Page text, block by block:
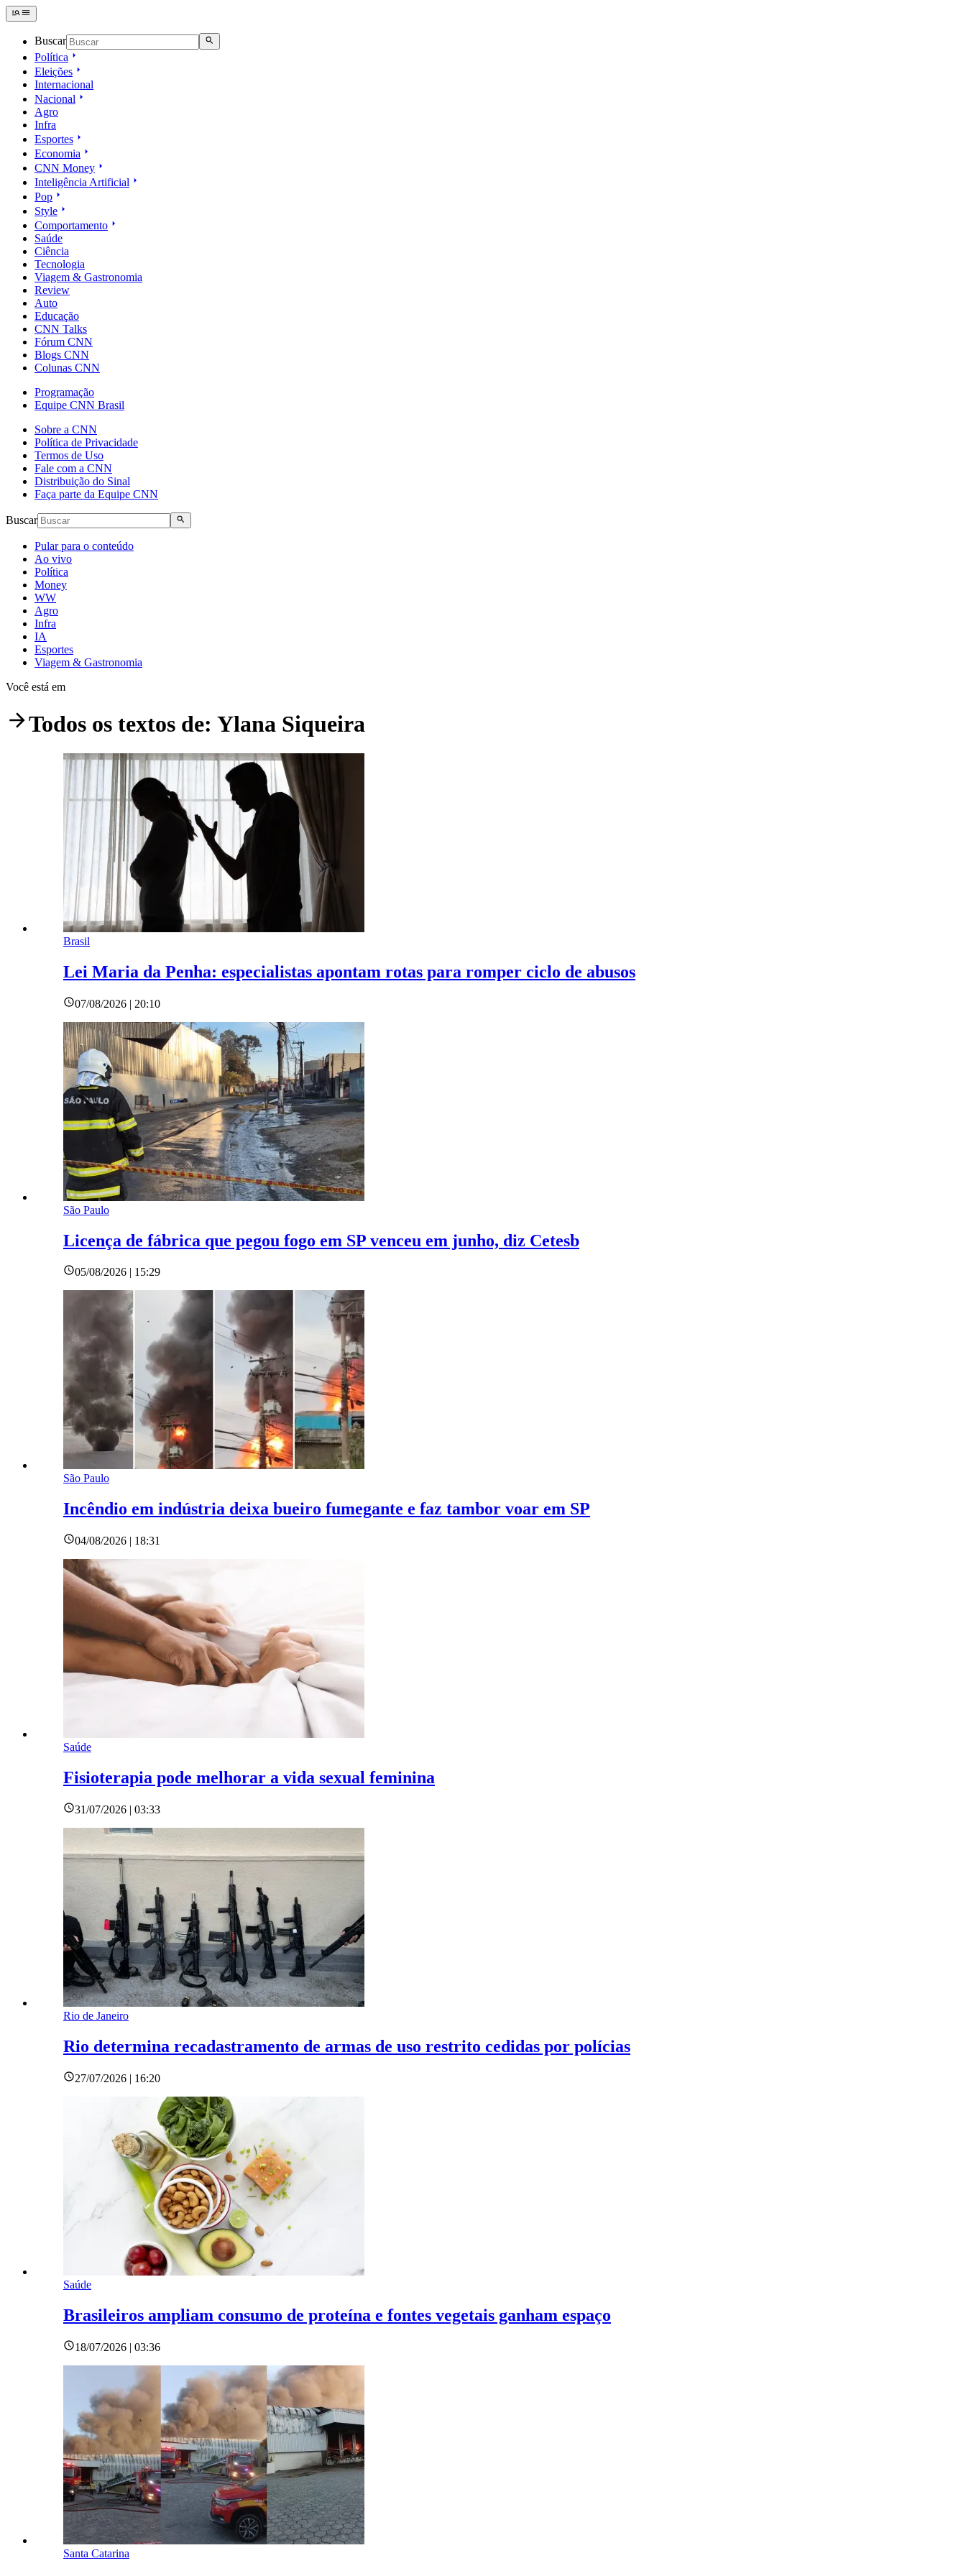
Buscar
Política
Eleições
Internacional
Nacional
Agro
Infra
Esportes
Economia
CNN Money
Inteligência Artificial
Pop
Style
Comportamento
Saúde
Ciência
Tecnologia
Viagem & Gastronomia
Review
Auto
Educação
CNN Talks
Fórum CNN
Blogs CNN
Colunas CNN
Programação
Equipe CNN Brasil
Sobre a CNN
Política de Privacidade
Termos de Uso
Fale com a CNN
Distribuição do Sinal
Faça parte da Equipe CNN
Buscar
Pular para o conteúdo
Ao vivo
Política
Money
WW
Agro
Infra
IA
Esportes
Viagem & Gastronomia
Você está em
Todos os textos de: Ylana Siqueira
Brasil
Lei Maria da Penha: especialistas apontam rotas para romper ciclo de abusos
07/08/2026 | 20:10
São Paulo
Licença de fábrica que pegou fogo em SP venceu em junho, diz Cetesb
05/08/2026 | 15:29
São Paulo
Incêndio em indústria deixa bueiro fumegante e faz tambor voar em SP
04/08/2026 | 18:31
Saúde
Fisioterapia pode melhorar a vida sexual feminina
31/07/2026 | 03:33
Rio de Janeiro
Rio determina recadastramento de armas de uso restrito cedidas por polícias
27/07/2026 | 16:20
Saúde
Brasileiros ampliam consumo de proteína e fontes vegetais ganham espaço
18/07/2026 | 03:36
Santa Catarina